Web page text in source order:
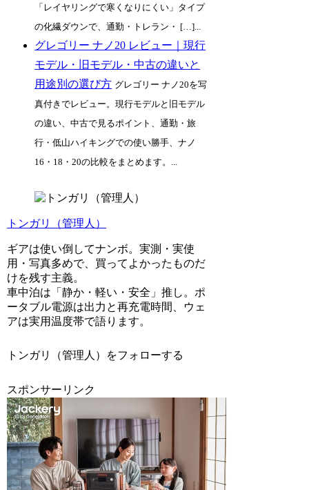
「レイヤリングで寒くなりにくい」タイプ
の化繊ダウンで、通勤・トレラン・ […]...
グレゴリー ナノ20 レビュー｜現行
モデル・旧モデル・中古の違いと
用途別の選び方 グレゴリー ナノ20を写
真付きでレビュー。現行モデルと旧モデル
の違い、中古で見るポイント、通勤・旅
行・低山ハイキングでの使い勝手、ナノ
16・18・20の比較をまとめます。...
トンガリ（管理人）
ギアは使い倒してナンボ。実測・実使
用・写真多めで、買ってよかったものだ
けを残す主義。
車中泊は「静か・軽い・安全」推し。ポ
ータブル電源は出力と再充電時間、ウェ
アは実用温度帯で語ります。
トンガリ（管理人）をフォローする
スポンサーリンク